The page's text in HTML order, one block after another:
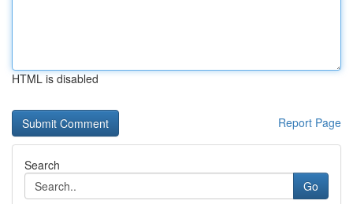
HTML is disabled
Report Page
Search
Go